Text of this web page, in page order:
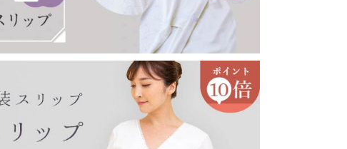
コート・羽織り・ショール
コート
薄コート・羽織
小銭入れ・ポーチ
名刺入れ・カードケース
印鑑ケース
眼鏡ケース
キーホルダー・キーケース
その他アクセサリー
女性向け 男性向け
念珠・数珠